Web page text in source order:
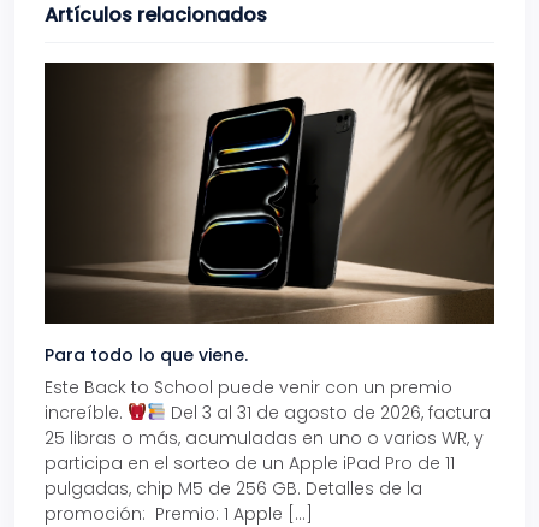
Artículos relacionados
Para todo lo que viene.
Este Back to School puede venir con un premio
increíble.
Del 3 al 31 de agosto de 2026, factura
25 libras o más, acumuladas en uno o varios WR, y
participa en el sorteo de un Apple iPad Pro de 11
pulgadas, chip M5 de 256 GB. Detalles de la
promoción: Premio: 1 Apple […]